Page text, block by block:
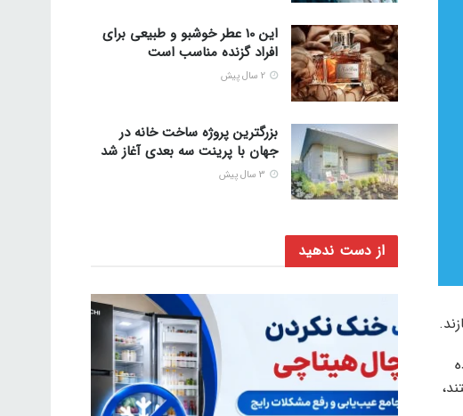
این 10 عطر خوشبو و طبیعی برای
افراد گزنده مناسب است
بزرگترین پروژه ساخت خانه در
جهان با پرینت سه بعدی آغاز شد
از دست ندهید